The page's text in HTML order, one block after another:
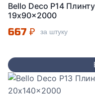
Bello Deco P14
19x90x2000
667 ₽ за штуку